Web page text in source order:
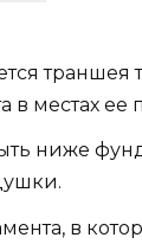
траншея
в местах ее
ниже
в